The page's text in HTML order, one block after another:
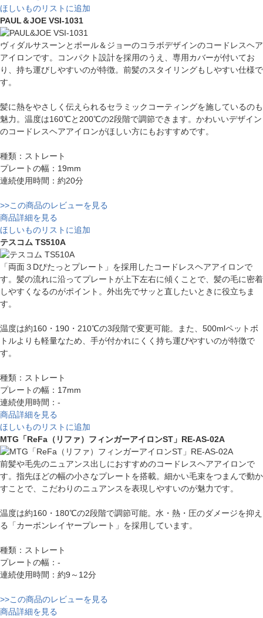
ほしいものリストに追加
PAUL＆JOE VSI-1031
ヴィダルサスーンとポール＆ジョーのコラボデザインのコードレスヘア
アイロンです。コンパクト設計を採用のうえ、専用カバーが付いてお
り、持ち運びしやすいのが特徴。前髪のスタイリングもしやすい仕様で
す。
髪に熱をやさしく伝えられるセラミックコーティングを施しているのも
魅力。温度は160℃と200℃の2段階で調節できます。かわいいデザイン
のコードレスヘアアイロンがほしい方にもおすすめです。
種類：ストレート
プレートの幅：19mm
連続使用時間：約20分
>>この商品のレビューを見る
商品詳細を見る
ほしいものリストに追加
テスコム TS510A
「両面３Dぴたっとプレート」を採用したコードレスヘアアイロンで
す。髪の流れに沿ってプレートが上下左右に傾くことで、髪の毛に密着
しやすくなるのがポイント。外出先でサッと直したいときに役立ちま
す。
温度は約160・190・210℃の3段階で変更可能。また、500mlペットボ
トルよりも軽量なため、手が付かれにくく持ち運びやすいのが特徴で
す。
種類：ストレート
プレートの幅：17mm
連続使用時間：-
商品詳細を見る
ほしいものリストに追加
MTG「ReFa（リファ）フィンガーアイロンST」RE-AS-02A
前髪や毛先のニュアンス出しにおすすめのコードレスヘアアイロンで
す。指先ほどの幅の小さなプレートを搭載。細かい毛束をつまんで動か
すことで、こだわりのニュアンスを表現しやすいのが魅力です。
温度は約160・180℃の2段階で調節可能。水・熱・圧のダメージを抑え
る「カーボンレイヤープレート」を採用しています。
種類：ストレート
プレートの幅：-
連続使用時間：約9～12分
>>この商品のレビューを見る
商品詳細を見る